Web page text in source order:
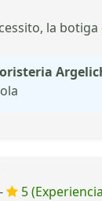
la botiga
5